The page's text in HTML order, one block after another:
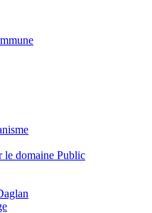
le domaine Public